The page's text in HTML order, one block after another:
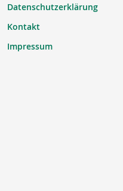
Datenschutzerklärung
Kontakt
Impressum